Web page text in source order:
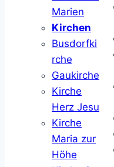
Marien
Kirchen
Busdorfki
rche
Gaukirche
Kirche
Herz Jesu
Kirche
Maria zur
Höhe